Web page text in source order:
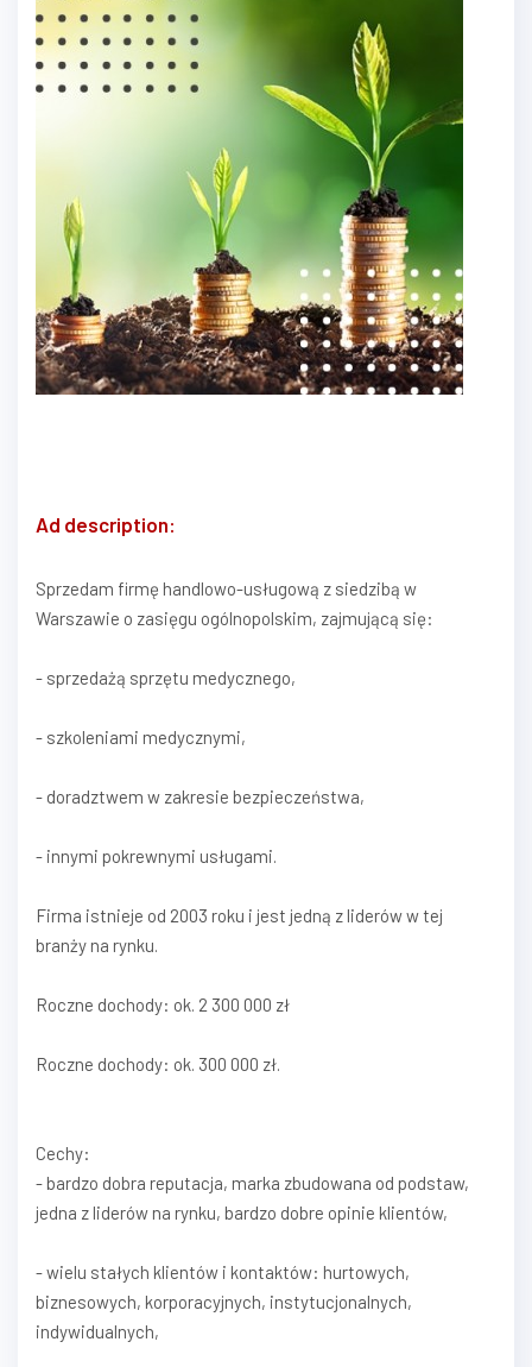
Ad description:
Sprzedam firmę handlowo-usługową z siedzibą w
Warszawie o zasięgu ogólnopolskim, zajmującą się:
- sprzedażą sprzętu medycznego,
- szkoleniami medycznymi,
- doradztwem w zakresie bezpieczeństwa,
- innymi pokrewnymi usługami.
Firma istnieje od 2003 roku i jest jedną z liderów w tej
branży na rynku.
Roczne dochody: ok. 2 300 000 zł
Roczne dochody: ok. 300 000 zł.
Cechy:
- bardzo dobra reputacja, marka zbudowana od podstaw,
jedna z liderów na rynku, bardzo dobre opinie klientów,
- wielu stałych klientów i kontaktów: hurtowych,
biznesowych, korporacyjnych, instytucjonalnych,
indywidualnych,